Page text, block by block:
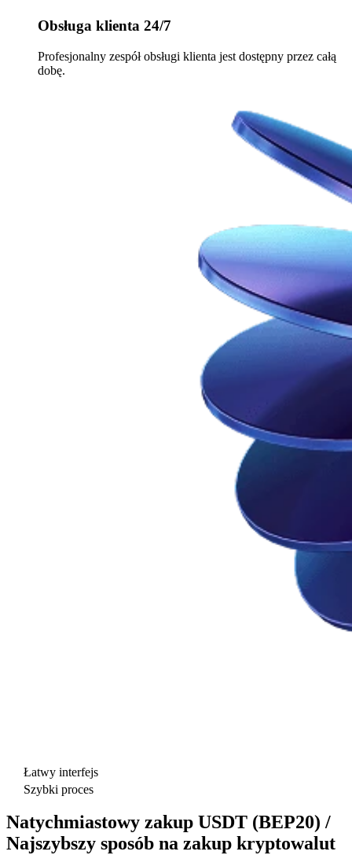
Obsługa klienta 24/7
Profesjonalny zespół obsługi klienta jest dostępny przez całą
dobę.
Łatwy interfejs
Szybki proces
Natychmiastowy zakup USDT (BEP20) /
Najszybszy sposób na zakup kryptowalut